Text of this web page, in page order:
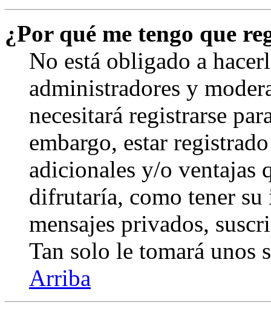
¿Por qué me tengo que
No está obligado a
administradores y
necesitará registrarse
embargo, estar
adicionales y/o ventajas
difrutaría, como tener su
mensajes privados,
Tan solo le tomará unos
Arriba